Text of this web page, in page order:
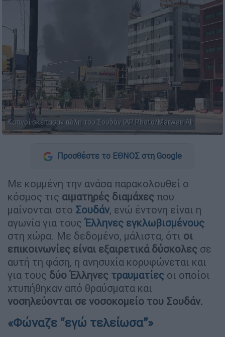
Καπνοί σκέπασαν πόλη του Σουδάν (AP Photo/Marwan Ali
Προσθέστε το ΕΘΝΟΣ στη Google
Με κομμένη την ανάσα παρακολουθεί ο
κόσμος τις αιματηρές διαμάχες που
μαίνονται στο Σουδάν, ενώ έντονη είναι η
αγωνία για τους Έλληνες εγκλωβισμένους
στη χώρα. Με δεδομένο, μάλιστα, ότι οι
επικοινωνίες είναι εξαιρετικά δύσκολες σε
αυτή τη φάση, η ανησυχία κορυφώνεται και
για τους δύο Έλληνες τραυματίες οι οποίοι
χτυπήθηκαν από θραύσματα και
νοσηλεύονται σε νοσοκομείο του Σουδάν.
«Φώναζε “εγώ τελείωσα”»